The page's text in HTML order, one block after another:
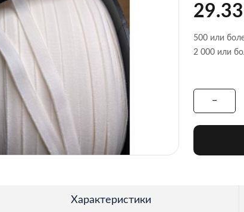
500 или
2 000 или
Характеристики